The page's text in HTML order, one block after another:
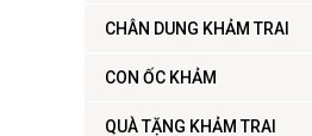
CHÂN DUNG KHẢM TRAI
CON ỐC KHẢM
QUÀ TẶNG KHẢM TRAI